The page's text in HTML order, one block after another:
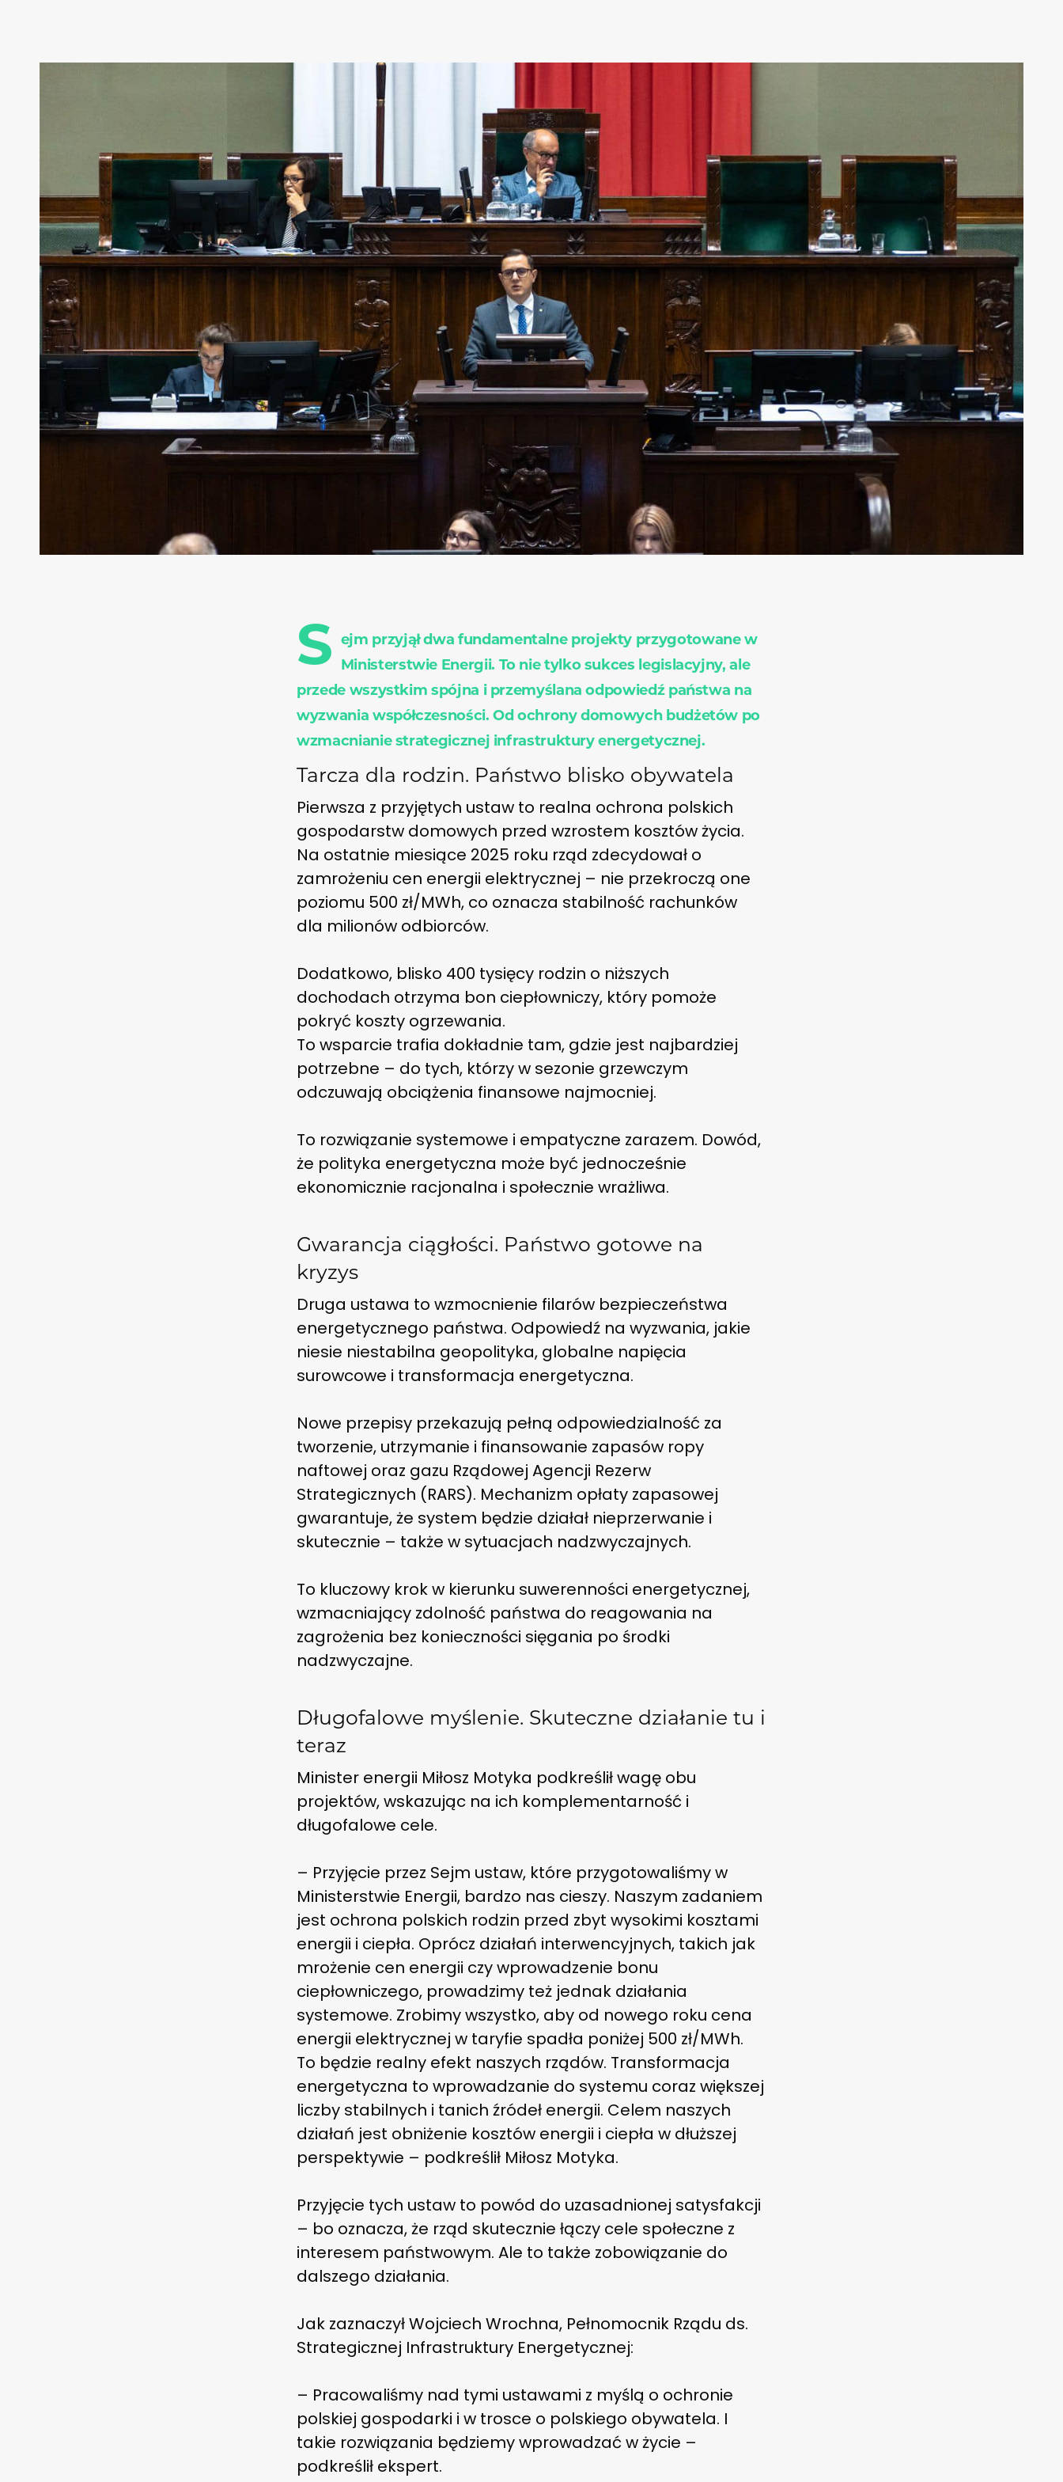
S ejm przyjął dwa fundamentalne projekty przygotowane w
Ministerstwie Energii. To nie tylko sukces legislacyjny, ale
przede wszystkim spójna i przemyślana odpowiedź państwa na
wyzwania współczesności. Od ochrony domowych budżetów po
wzmacnianie strategicznej infrastruktury energetycznej.
Tarcza dla rodzin. Państwo blisko obywatela
Pierwsza z przyjętych ustaw to realna ochrona polskich
gospodarstw domowych przed wzrostem kosztów życia.
Na ostatnie miesiące 2025 roku rząd zdecydował o
zamrożeniu cen energii elektrycznej – nie przekroczą one
poziomu 500 zł/MWh, co oznacza stabilność rachunków
dla milionów odbiorców.
Dodatkowo, blisko 400 tysięcy rodzin o niższych
dochodach otrzyma bon ciepłowniczy, który pomoże
pokryć koszty ogrzewania.
To wsparcie trafia dokładnie tam, gdzie jest najbardziej
potrzebne – do tych, którzy w sezonie grzewczym
odczuwają obciążenia finansowe najmocniej.
To rozwiązanie systemowe i empatyczne zarazem. Dowód,
że polityka energetyczna może być jednocześnie
ekonomicznie racjonalna i społecznie wrażliwa.
Gwarancja ciągłości. Państwo gotowe na
kryzys
Druga ustawa to wzmocnienie filarów bezpieczeństwa
energetycznego państwa. Odpowiedź na wyzwania, jakie
niesie niestabilna geopolityka, globalne napięcia
surowcowe i transformacja energetyczna.
Nowe przepisy przekazują pełną odpowiedzialność za
tworzenie, utrzymanie i finansowanie zapasów ropy
naftowej oraz gazu Rządowej Agencji Rezerw
Strategicznych (RARS). Mechanizm opłaty zapasowej
gwarantuje, że system będzie działał nieprzerwanie i
skutecznie – także w sytuacjach nadzwyczajnych.
To kluczowy krok w kierunku suwerenności energetycznej,
wzmacniający zdolność państwa do reagowania na
zagrożenia bez konieczności sięgania po środki
nadzwyczajne.
Długofalowe myślenie. Skuteczne działanie tu i
teraz
Minister energii Miłosz Motyka podkreślił wagę obu
projektów, wskazując na ich komplementarność i
długofalowe cele.
– Przyjęcie przez Sejm ustaw, które przygotowaliśmy w
Ministerstwie Energii, bardzo nas cieszy. Naszym zadaniem
jest ochrona polskich rodzin przed zbyt wysokimi kosztami
energii i ciepła. Oprócz działań interwencyjnych, takich jak
mrożenie cen energii czy wprowadzenie bonu
ciepłowniczego, prowadzimy też jednak działania
systemowe. Zrobimy wszystko, aby od nowego roku cena
energii elektrycznej w taryfie spadła poniżej 500 zł/MWh.
To będzie realny efekt naszych rządów. Transformacja
energetyczna to wprowadzanie do systemu coraz większej
liczby stabilnych i tanich źródeł energii. Celem naszych
działań jest obniżenie kosztów energii i ciepła w dłuższej
perspektywie – podkreślił Miłosz Motyka.
Przyjęcie tych ustaw to powód do uzasadnionej satysfakcji
– bo oznacza, że rząd skutecznie łączy cele społeczne z
interesem państwowym. Ale to także zobowiązanie do
dalszego działania.
Jak zaznaczył Wojciech Wrochna, Pełnomocnik Rządu ds.
Strategicznej Infrastruktury Energetycznej:
– Pracowaliśmy nad tymi ustawami z myślą o ochronie
polskiej gospodarki i w trosce o polskiego obywatela. I
takie rozwiązania będziemy wprowadzać w życie –
podkreślił ekspert.